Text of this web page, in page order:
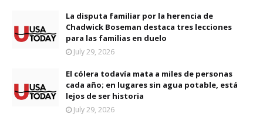
La disputa familiar por la herencia de
Chadwick Boseman destaca tres lecciones
para las familias en duelo
July 29, 2026
El cólera todavía mata a miles de personas
cada año; en lugares sin agua potable, está
lejos de ser historia
July 29, 2026